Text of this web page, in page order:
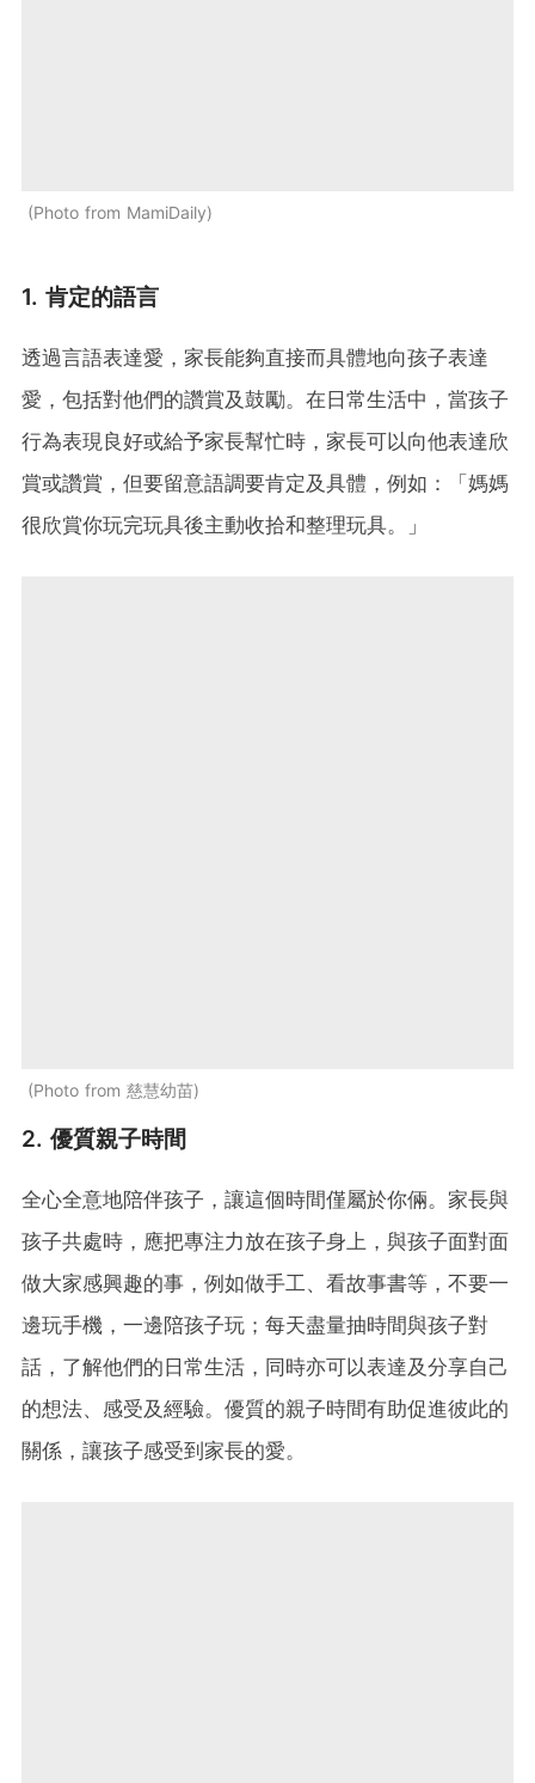
Photo from MamiDaily
1. 肯定的語言
透過言語表達愛，家長能夠直接而具體地向孩子表達
愛，包括對他們的讚賞及鼓勵。在日常生活中，當孩子
行為表現良好或給予家長幫忙時，家長可以向他表達欣
賞或讚賞，但要留意語調要肯定及具體，例如：「媽媽
很欣賞你玩完玩具後主動收拾和整理玩具。」
Photo from 慈慧幼苗
2. 優質親子時間
全心全意地陪伴孩子，讓這個時間僅屬於你倆。家長與
孩子共處時，應把專注力放在孩子身上，與孩子面對面
做大家感興趣的事，例如做手工、看故事書等，不要一
邊玩手機，一邊陪孩子玩；每天盡量抽時間與孩子對
話，了解他們的日常生活，同時亦可以表達及分享自己
的想法、感受及經驗。優質的親子時間有助促進彼此的
關係，讓孩子感受到家長的愛。